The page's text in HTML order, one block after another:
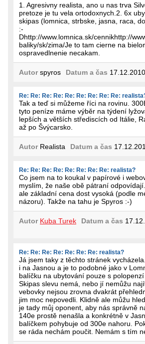
1. Agresivny realista, ano u nas trva
pretoze je tu vela ortodoxnych.2. 6x
skipas (lomnica, strbske, jasna, raca,
:-
Dhttp://www.lomnica.sk/cennikhttp://
baliky/sk/zima/Je to tam cierne na
ospravedlnenie necakam.
Autorspyros Datum a čas
Re: Re: Re: Re: Re: Re: Re: Re: Re:
Tak a teď si můžeme říci na rovinu.
tyto peníze máme výběr na týdení
lepších a větších střediscích od Itálie,
až po Švýcarsko.
AutorRealista Datum a čas
Re: Re: Re: Re: Re: Re: Re: Re: realista?
Co jsem na to koukal v papírové i
myslím, že naše obě pátraní
ale základní cena dost vysoká (podle
názoru). Takže na tahu je Spyros :-)
Autor Kuba Turek Datum a čas
Re: Re: Re: Re: Re: Re: Re: realista?
Já jsem taky z těchto stránek
i na Jasnou a je to podobné jako v
balíčku na ubytování pouze s polopenzí
Skipas slevu nemá, nebo jí nemůžu
vebovky nejsou zrovna dvakrát
jim moc nepovedli. Klidně ale můžu
je tady můj oponent, aby nás správně
140e prostě nenašla a konkrétně v
balíčkem pohybuje od 300e nahoru.
se ráda nechám poučit. Nemám s tím